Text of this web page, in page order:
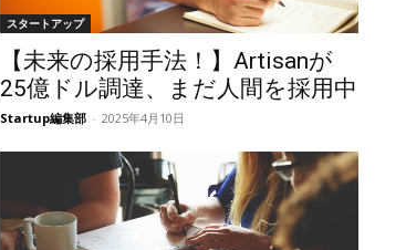
スタートアップ
【未来の採用手法！】Artisanが
25億ドル調達、まだ人間を採用中
Startup編集部 - 2025年4月10日